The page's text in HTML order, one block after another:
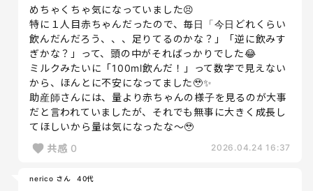
めちゃくちゃ気になっていました😣
特に１人目赤ちゃんだったので、毎日「今日どれくらい
飲んだんだろう、、、足りてるのかな？」「逆に飲みす
ぎかな？」って、頭の中がそればっかりでした😂
ミルクみたいに「100ml飲んだ！」って数字で見えない
から、ほんとに不安になってました🥹✨
助産師さんには、量より赤ちゃんの様子を見るのが大事
だと言われていましたが、それでも無事に大きく成長し
てほしいから量は気になったな〜🥹
共感 0 2026.04.24 16:37
nerico さん
40代